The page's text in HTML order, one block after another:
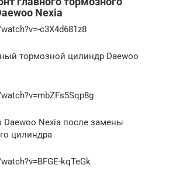
Nexia
c3X4d681z8
тормозной цилиндр Daewoo
Daewoo Nexia после замены
цилиндра
kqTeGk